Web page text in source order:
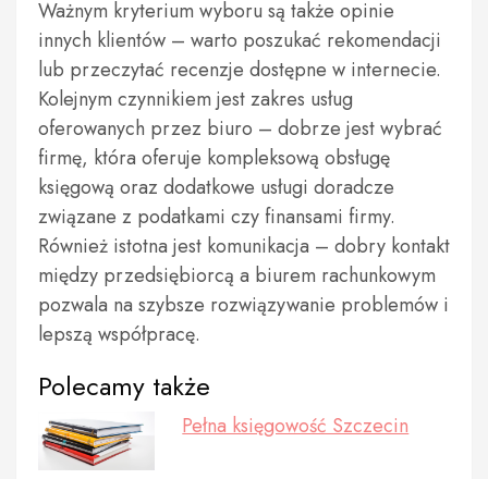
Ważnym kryterium wyboru są także opinie
innych klientów – warto poszukać rekomendacji
lub przeczytać recenzje dostępne w internecie.
Kolejnym czynnikiem jest zakres usług
oferowanych przez biuro – dobrze jest wybrać
firmę, która oferuje kompleksową obsługę
księgową oraz dodatkowe usługi doradcze
związane z podatkami czy finansami firmy.
Również istotna jest komunikacja – dobry kontakt
między przedsiębiorcą a biurem rachunkowym
pozwala na szybsze rozwiązywanie problemów i
lepszą współpracę.
Polecamy także
Pełna księgowość Szczecin